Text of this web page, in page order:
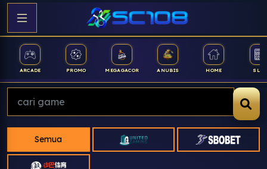
ARCADE PROMO MEGAGACOR ANUBIS HOME SLOT
Semua